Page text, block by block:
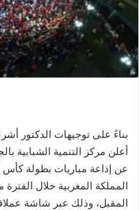
بناءً على توجيهات الدكتور
أعلن مركز التنمية الشبابية
المقبل، وذلك عبر شاشة